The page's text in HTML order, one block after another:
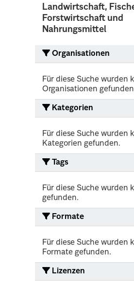
Landwirtschaft,
Forstwirtschaft und
Nahrungsmittel
Organisationen
Für diese Suche wurden
Organisationen
Kategorien
Für diese Suche wurden
Kategorien gefunden.
Tags
Für diese Suche wurden
gefunden.
Formate
Für diese Suche wurden
Formate gefunden.
Lizenzen